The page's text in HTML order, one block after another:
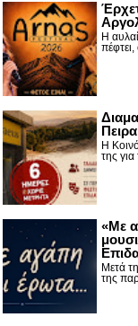
Η
Η
της για
«Με
Μετά
της